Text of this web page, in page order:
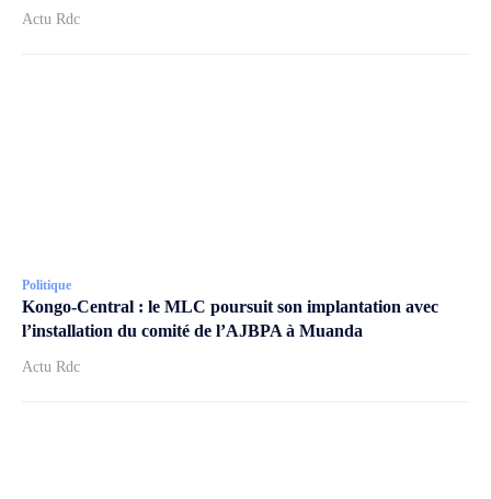
Actu Rdc
Politique
Kongo-Central : le MLC poursuit son implantation avec
l’installation du comité de l’AJBPA à Muanda
Actu Rdc